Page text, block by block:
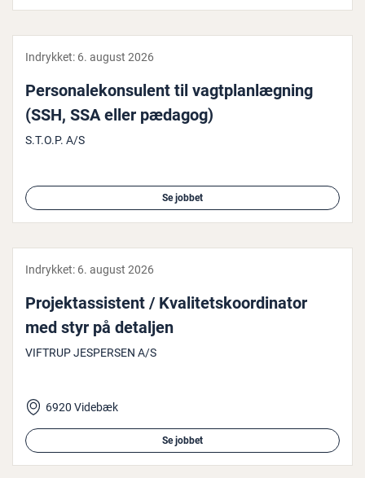
Indrykket: 6. august 2026
Per­so­na­le­kon­su­lent til vagt­plan­læg­ning
(SSH, SSA eller pædagog)
S.T.O.P. A/S
Se jobbet
Indrykket: 6. august 2026
Pro­jek­tas­si­stent / Kva­li­tetsko­or­di­na­tor
med styr på detaljen
VIFTRUP JESPERSEN A/S
6920 Videbæk
Se jobbet